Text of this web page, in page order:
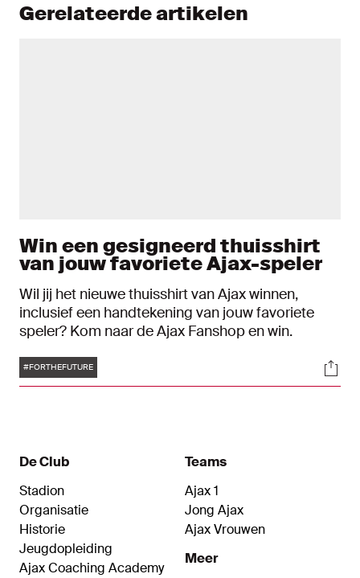
Gerelateerde artikelen
Win een gesigneerd thuisshirt
van jouw favoriete Ajax-speler
Wil jij het nieuwe thuisshirt van Ajax winnen,
inclusief een handtekening van jouw favoriete
speler? Kom naar de Ajax Fanshop en win.
Tags
#FORTHEFUTURE
De Club
Stadion
Organisatie
Historie
Jeugdopleiding
Ajax Coaching Academy
Teams
Ajax 1
Jong Ajax
Ajax Vrouwen
Meer